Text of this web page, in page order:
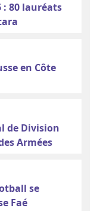
: 80 lauréats
en Côte
de Division
Armées
se
Faé